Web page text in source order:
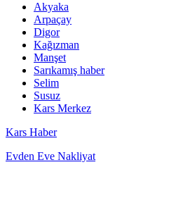
Akyaka
Arpaçay
Digor
Kağızman
Manşet
Sarıkamış haber
Selim
Susuz
Kars Merkez
Kars Haber
Evden Eve Nakliyat